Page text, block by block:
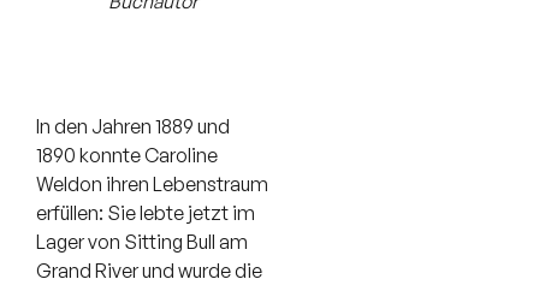
In den Jahren 1889 und
1890 konnte Caroline
Weldon ihren Lebenstraum
erfüllen: Sie lebte jetzt im
Lager von Sitting Bull am
Grand River und wurde die